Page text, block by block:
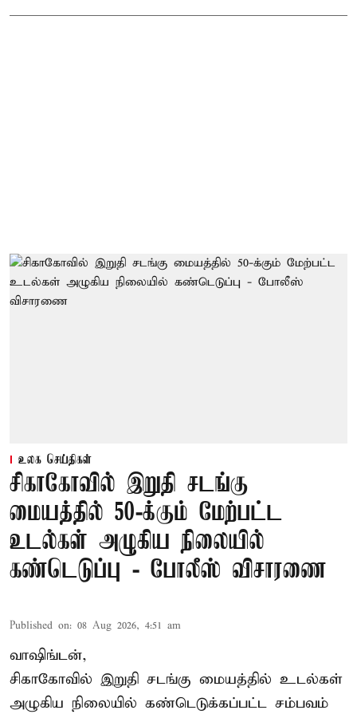
உலக செய்திகள்
சிகாகோவில் இறுதி சடங்கு
மையத்தில் 50-க்கும் மேற்பட்ட
உடல்கள் அழுகிய நிலையில்
கண்டெடுப்பு - போலீஸ் விசாரணை
Published on: 08 Aug 2026, 4:51 am
வாஷிங்டன்,
சிகாகோவில் இறுதி சடங்கு மையத்தில் உடல்கள்
அழுகிய நிலையில் கண்டெடுக்கப்பட்ட சம்பவம்